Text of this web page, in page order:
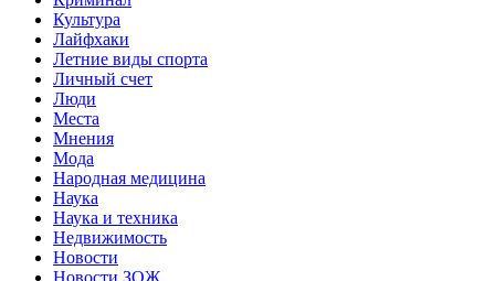
Культура
Лайфхаки
Летние виды спорта
Личный счет
Люди
Места
Мнения
Мода
Народная медицина
Наука
Наука и техника
Недвижимость
Новости
Новости ЗОЖ